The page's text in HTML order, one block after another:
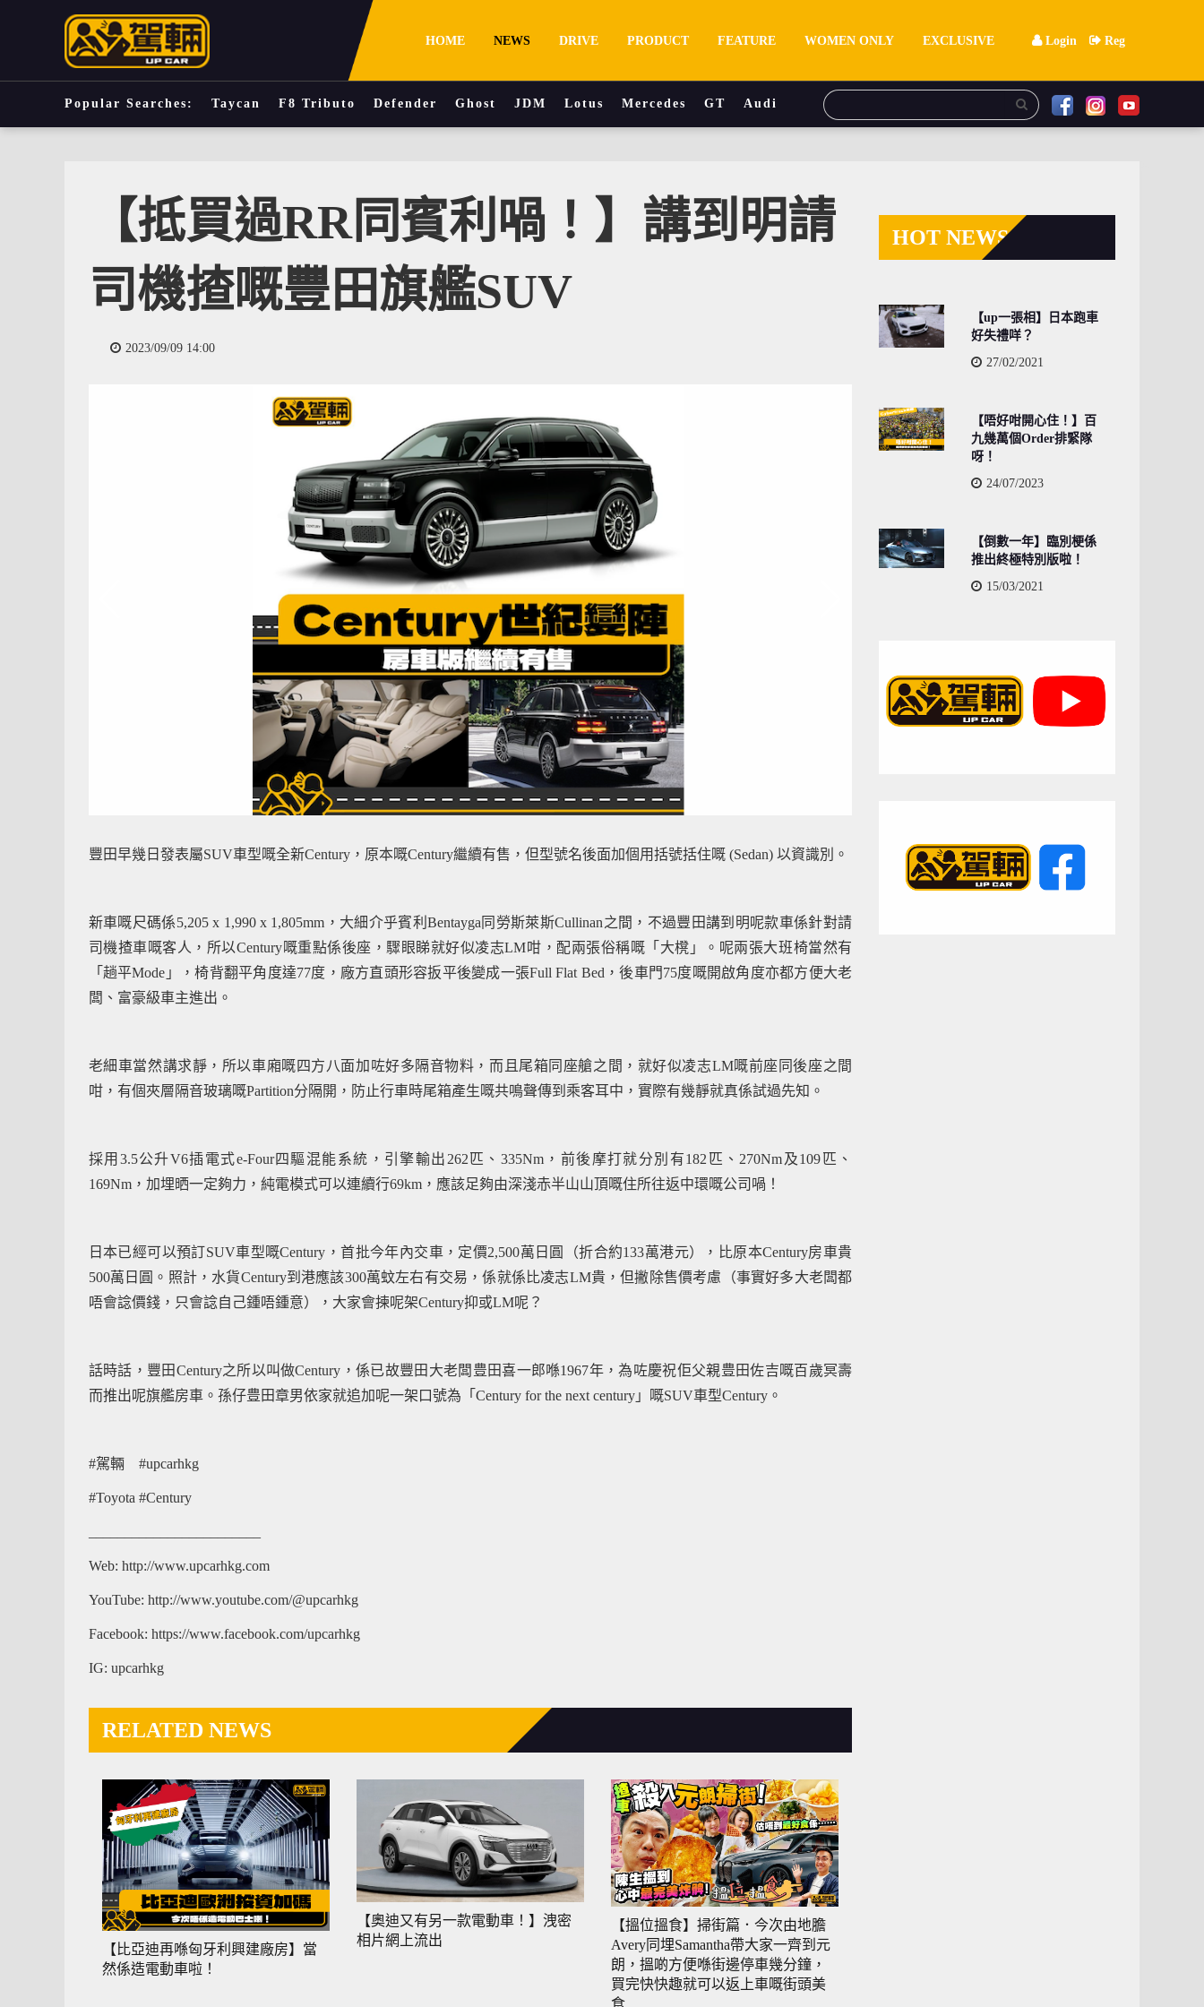
HOME NEWS DRIVE PRODUCT FEATURE WOMEN ONLY EXCLUSIVE Login Reg
Popular Searches: Taycan F8 Tributo Defender Ghost JDM Lotus Mercedes GT Audi
【抵買過RR同賓利喎！】講到明請
司機揸嘅豐田旗艦SUV
2023/09/09 14:00
豐田早幾日發表屬SUV車型嘅全新Century，原本嘅Century繼續有售，但型號名後面加個用括號括住嘅 (Sedan) 以資識別。
新車嘅尺碼係5,205 x 1,990 x 1,805mm，大細介乎賓利Bentayga同勞斯萊斯Cullinan之間，不過豐田講到明呢款車係針對請
司機揸車嘅客人，所以Century嘅重點係後座，驟眼睇就好似凌志LM咁，配兩張俗稱嘅「大櫈」。呢兩張大班椅當然有
「趟平Mode」，椅背翻平角度達77度，廠方直頭形容扳平後變成一張Full Flat Bed，後車門75度嘅開啟角度亦都方便大老
闆、富豪級車主進出。
老細車當然講求靜，所以車廂嘅四方八面加咗好多隔音物料，而且尾箱同座艙之間，就好似凌志LM嘅前座同後座之間
咁，有個夾層隔音玻璃嘅Partition分隔開，防止行車時尾箱產生嘅共鳴聲傳到乘客耳中，實際有幾靜就真係試過先知。
採用3.5公升V6插電式e-Four四驅混能系統，引擎輸出262匹、335Nm，前後摩打就分別有182匹、270Nm及109匹、
169Nm，加埋晒一定夠力，純電模式可以連續行69km，應該足夠由深淺赤半山山頂嘅住所往返中環嘅公司喎！
日本已經可以預訂SUV車型嘅Century，首批今年內交車，定價2,500萬日圓（折合約133萬港元），比原本Century房車貴
500萬日圓。照計，水貨Century到港應該300萬蚊左右有交易，係就係比凌志LM貴，但撇除售價考慮（事實好多大老闆都
唔會諗價錢，只會諗自己鍾唔鍾意），大家會揀呢架Century抑或LM呢？
話時話，豐田Century之所以叫做Century，係已故豐田大老闆豊田喜一郎喺1967年，為咗慶祝佢父親豊田佐吉嘅百歲冥壽
而推出呢旗艦房車。孫仔豊田章男依家就追加呢一架口號為「Century for the next century」嘅SUV車型Century。
#駕輛 #upcarhkg
#Toyota #Century
Web: http://www.upcarhkg.com
YouTube: http://www.youtube.com/@upcarhkg
Facebook: https://www.facebook.com/upcarhkg
IG: upcarhkg
RELATED NEWS
【比亞迪再喺匈牙利興建廠房】當
然係造電動車啦！
【奧迪又有另一款電動車！】洩密
相片網上流出
【搵位搵食】掃街篇．今次由地膽
Avery同埋Samantha帶大家一齊到元
朗，搵啲方便喺街邊停車幾分鐘，
買完快快趣就可以返上車嘅街頭美
HOT NEWS
【up一張相】日本跑車
好失禮咩？
27/02/2021
【唔好咁開心住！】百
九幾萬個Order排緊隊
呀！
24/07/2023
【倒數一年】臨別梗係
推出終極特別版啦！
15/03/2021